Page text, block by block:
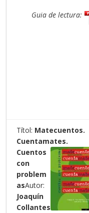
Guia de lectura:
Títol: Matecuentos.
Cuentamates.
Cuentos
con
problem
asAutor:
Joaquín
Collantes